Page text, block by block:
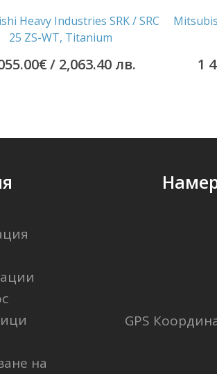
Heavy Industries SRK / SRC
25 ZS-WT, Titanium
€/ 2,063.40 лв. 1
на
GPS